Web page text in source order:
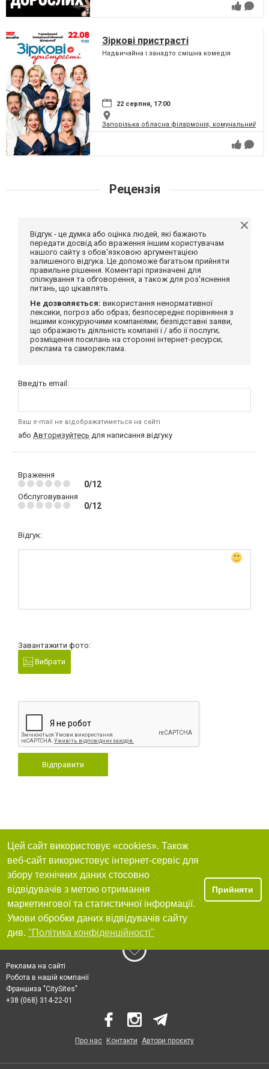
Зіркові пристрасті
Надвичайна і занадто смішна комедія
22 серпня, 17:00
Запорізька обласна філармонія, комунальний
Рецензія
Відгук - це думка або оцінка людей, які бажають
передати досвід або враження іншим користувачам
нашого сайту з обов'язковою аргументацією
залишеного відгука. Це допоможе багатьом прийняти
правильне рішення. Коментарі призначені для
спілкування та обговорення, а також для роз'яснення
питань, що цікавлять.
Не дозволяється: використання ненормативної
лексики, погроз або образ; безпосереднє порівняння з
іншими конкуруючими компаніями; безпідставні заяви,
що ображають діяльність компанії і / або її послуги;
розміщення посилань на сторонні інтернет-ресурси;
реклама та самореклама.
Введіть email:
Ваш e-mail не відображатиметься на сайті
або Авторизуйтесь для написання відгуку
Враження
0/12
Обслуговування
0/12
Відгук:
Завантажити фото:
Вибрати
Відправити
Цей сайт використовує «cookies». Також
веб-сайт використовує інтернет-сервіс для
збору технічних даних стосовно
відвідувачів з метою отримання
маркетингової та статистичної інформації.
Умови обробки даних відвідувачів сайту
див. "Політика конфіденційності"
Прийняти
Реклама на сайті
Робота в нашій компанії
Франшиза "CitySites"
+38 (068) 314-22-01
Про нас Контакти Автори проєкту